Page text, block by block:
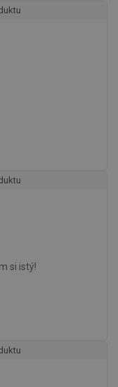
si istý!